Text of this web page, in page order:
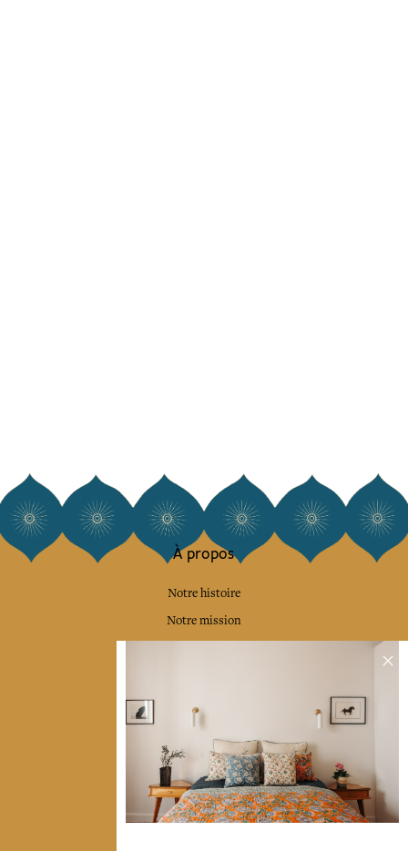
À propos
Notre histoire
Notre mission
Collections
Déco & Linge de maison
Linge de table
Sacs & pochettes